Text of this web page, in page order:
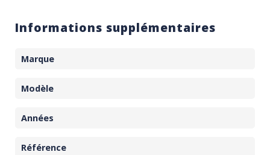
Informations supplémentaires
Marque
Modèle
Années
Référence